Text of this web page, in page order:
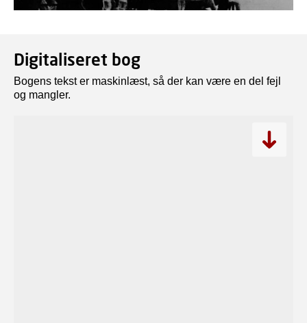
Digitaliseret bog
Bogens tekst er maskinlæst, så der kan være en del fejl
og mangler.